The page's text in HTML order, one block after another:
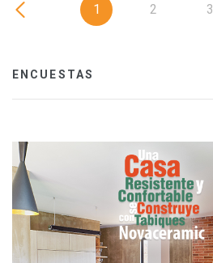
1 2 3
ENCUESTAS